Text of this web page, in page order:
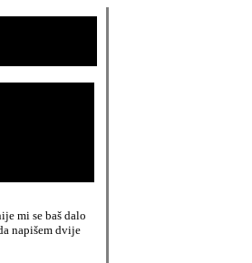
mi se baš dalo
napišem dvije